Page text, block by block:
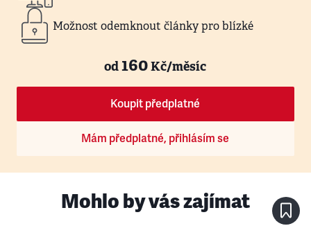
Možnost odemknout články pro blízké
od160Kč/měsíc
Koupit předplatné
Mám předplatné, přihlásím se
Mohlo by vás zajímat